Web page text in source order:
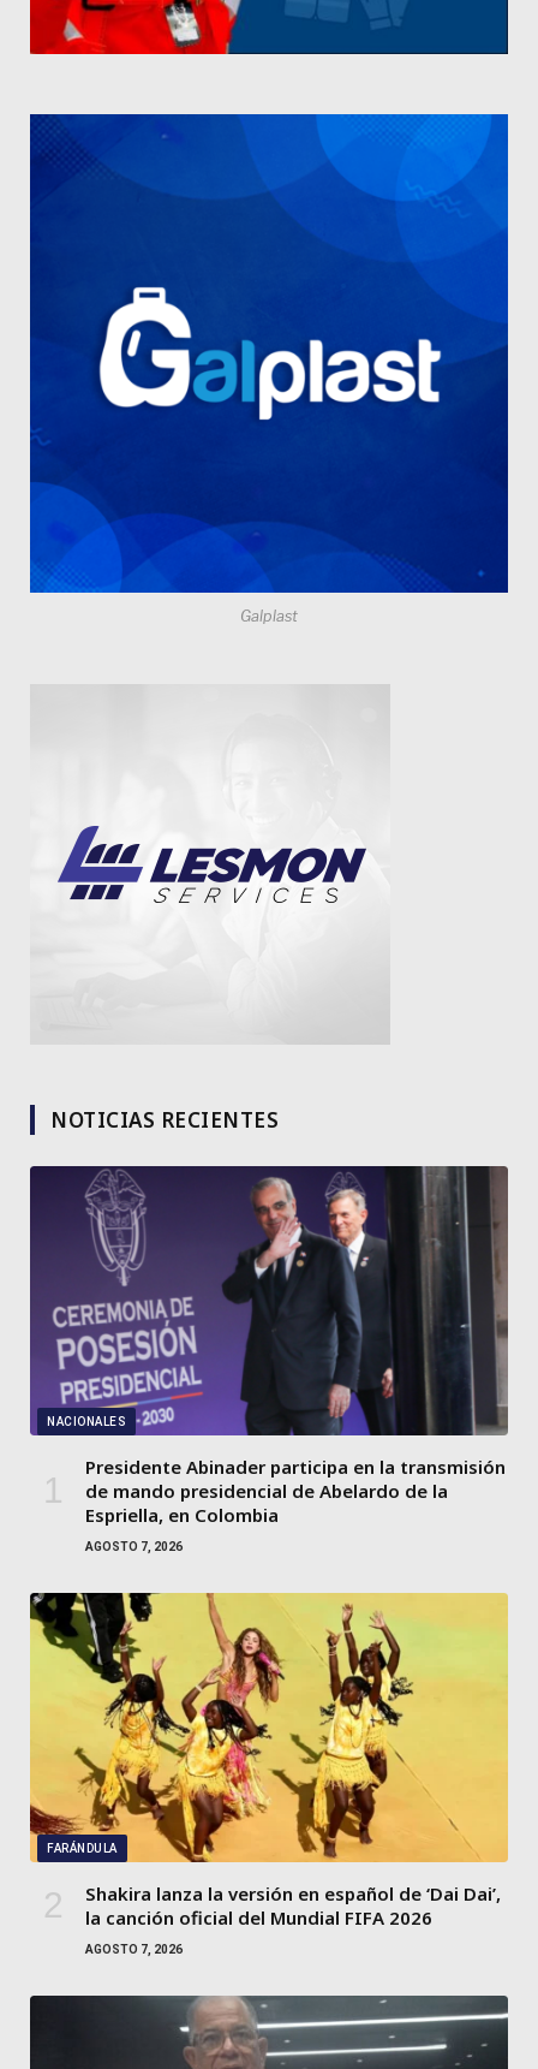
Galplast
NOTICIAS RECIENTES
NACIONALES
Presidente Abinader participa en la transmisión
de mando presidencial de Abelardo de la
Espriella, en Colombia
AGOSTO 7, 2026
FARÁNDULA
Shakira lanza la versión en español de ‘Dai Dai’,
la canción oficial del Mundial FIFA 2026
AGOSTO 7, 2026